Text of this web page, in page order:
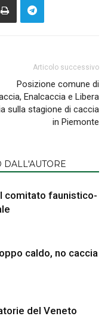
Articolo successivo
Posizione comune di
Enalcaccia e Libera
sulla stagione di caccia
in Piemonte
DALL'AUTORE
comitato faunistico-
caldo, no caccia
del Veneto